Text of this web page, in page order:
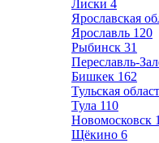
Лиски 4
Ярославская
Ярославль 120
Рыбинск 31
Переславль-
Бишкек 162
Тульская
Тула 110
Новомосковск
Щёкино 6